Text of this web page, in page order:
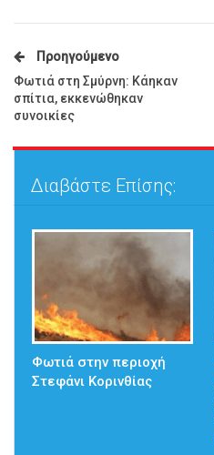
Προηγούμενο
Φωτιά στη Σμύρνη: Κάηκαν
σπίτια, εκκενώθηκαν
συνοικίες
Διαβάστε Επίσης:
Φωτιά στην περιοχή
Στεφάνι Κορινθίας